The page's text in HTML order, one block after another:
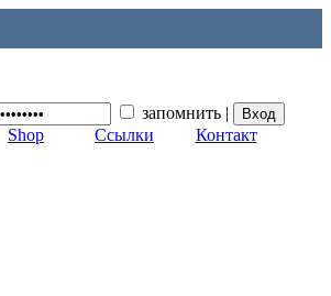
запомнить |
Shop Ссылки Контакт